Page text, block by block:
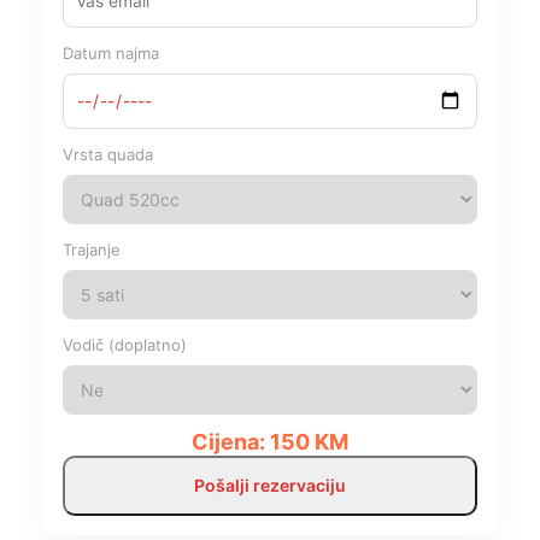
Datum najma
Vrsta quada
Trajanje
Vodič (doplatno)
Cijena: 150 KM
Pošalji rezervaciju